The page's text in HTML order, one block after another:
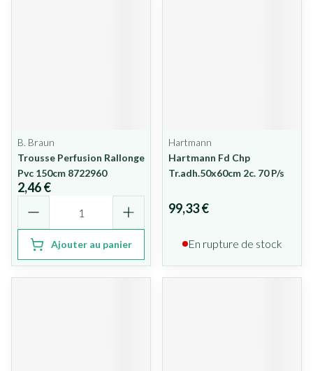
B. Braun
Trousse Perfusion Rallonge
Pvc 150cm 8722960
2,46 €
Ajouter au panier
Hartmann
Hartmann Fd Chp
Tr.adh.50x60cm 2c. 70 P/s
99,33 €
En rupture de stock